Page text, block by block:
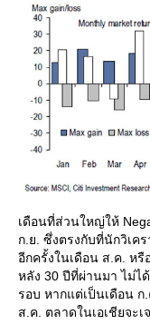
เดือนที่ส่วนใหญ่ให้
ก.ย. ซึ่งตรงกับที่นักวิเค
อีกครั้งในเดือน ส.ค. ห
หลัง 30 ปีที่ผ่านมา ไม่ไ
รอบ หากแต่เป็นเดือน ก
ส.ค. ตลาดในเอเชียจะ